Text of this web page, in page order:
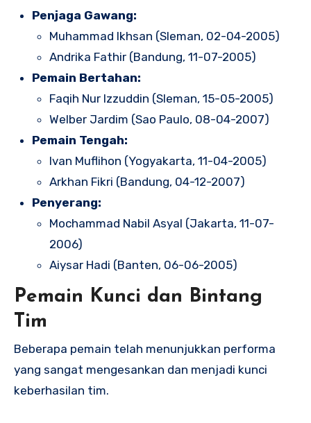
Penjaga Gawang:
Muhammad Ikhsan (Sleman, 02-04-2005)
Andrika Fathir (Bandung, 11-07-2005)
Pemain Bertahan:
Faqih Nur Izzuddin (Sleman, 15-05-2005)
Welber Jardim (Sao Paulo, 08-04-2007)
Pemain Tengah:
Ivan Muflihon (Yogyakarta, 11-04-2005)
Arkhan Fikri (Bandung, 04-12-2007)
Penyerang:
Mochammad Nabil Asyal (Jakarta, 11-07-
2006)
Aiysar Hadi (Banten, 06-06-2005)
Pemain Kunci dan Bintang
Tim
Beberapa pemain telah menunjukkan performa
yang sangat mengesankan dan menjadi kunci
keberhasilan tim.